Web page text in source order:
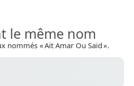
le même nom
nommés « Aït Amar Ou Saïd ».